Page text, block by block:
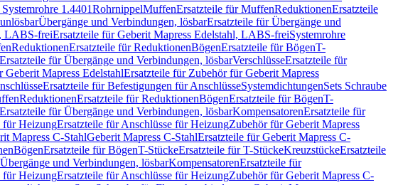
1.4401RohrnippelMuffenErsatzteile für MuffenReduktionenErsatzteile
Übergänge und Verbindungen, lösbarErsatzteile für Übergänge und
LABS-freiErsatzteile für Geberit Mapress Edelstahl, LABS-freiSystemrohre
ReduktionenErsatzteile für ReduktionenBögenErsatzteile für BögenT-
Ersatzteile für Übergänge und Verbindungen, lösbarVerschlüsseErsatzteile für
Geberit Mapress EdelstahlErsatzteile für Zubehör für Geberit Mapress
Ersatzteile für Befestigungen für AnschlüsseSystemdichtungenSets Schraube
ReduktionenErsatzteile für ReduktionenBögenErsatzteile für BögenT-
Ersatzteile für Übergänge und Verbindungen, lösbarKompensatorenErsatzteile für
für HeizungErsatzteile für Anschlüsse für HeizungZubehör für Geberit Mapress
Mapress C-StahlGeberit Mapress C-StahlErsatzteile für Geberit Mapress C-
BögenErsatzteile für BögenT-StückeErsatzteile für T-StückeKreuzstückeErsatzteile
und Verbindungen, lösbarKompensatorenErsatzteile für
für HeizungErsatzteile für Anschlüsse für HeizungZubehör für Geberit Mapress C-